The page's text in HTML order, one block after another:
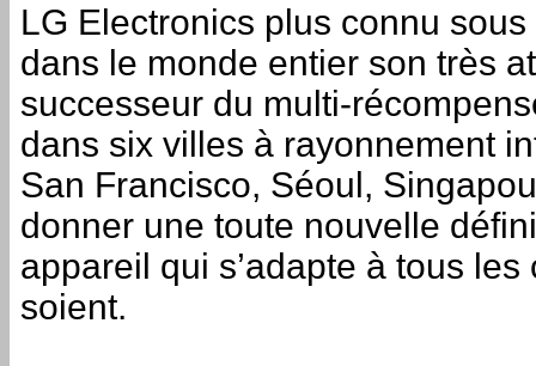
LG Electronics plus connu
dans le monde entier son très
successeur du multi-
dans six villes à rayonnement
San Francisco, Séoul,
donner une toute nouvelle
appareil qui s’adapte à tous
soient.